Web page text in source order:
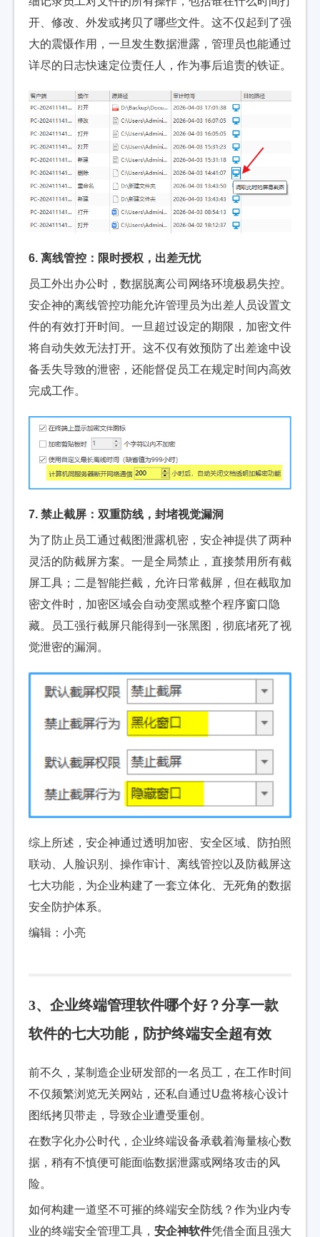
开、修改、外发或拷贝了哪些文件。这不仅起到了强
大的震慑作用，一旦发生数据泄露，管理员也能通过
详尽的日志快速定位责任人，作为事后追责的铁证。
6. 离线管控：限时授权，出差无忧
员工外出办公时，数据脱离公司网络环境极易失控。
安企神的离线管控功能允许管理员为出差人员设置文
件的有效打开时间。一旦超过设定的期限，加密文件
将自动失效无法打开。这不仅有效预防了出差途中设
备丢失导致的泄密，还能督促员工在规定时间内高效
完成工作。
7. 禁止截屏：双重防线，封堵视觉漏洞
为了防止员工通过截图泄露机密，安企神提供了两种
灵活的防截屏方案。一是全局禁止，直接禁用所有截
屏工具；二是智能拦截，允许日常截屏，但在截取加
密文件时，加密区域会自动变黑或整个程序窗口隐
藏。员工强行截屏只能得到一张黑图，彻底堵死了视
觉泄密的漏洞。
综上所述，安企神通过透明加密、安全区域、防拍照
联动、人脸识别、操作审计、离线管控以及防截屏这
七大功能，为企业构建了一套立体化、无死角的数据
安全防护体系。
编辑：小亮
3、企业终端管理软件哪个好？分享一款
软件的七大功能，防护终端安全超有效
前不久，某制造企业研发部的一名员工，在工作时间
不仅频繁浏览无关网站，还私自通过U盘将核心设计
图纸拷贝带走，导致企业遭受重创。
在数字化办公时代，企业终端设备承载着海量核心数
据，稍有不慎便可能面临数据泄露或网络攻击的风
险。
如何构建一道坚不可摧的终端安全防线？作为业内专
业的终端安全管理工具， 安企神软件凭借全面且强大